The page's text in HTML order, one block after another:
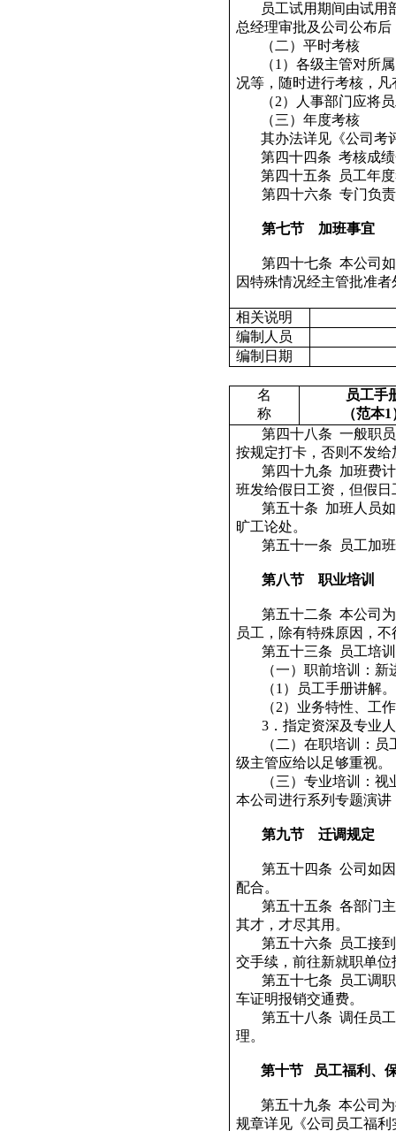
员工试用期间由试用
总经理审批及公司公布
（二）平时考核
（1 ）各级主管对所
况等，随时进行考核，
（2）人事部门应将
（三）年度考核
其办法详见《公司考
第四十四条 考核成
第四十五条
员工年
第四十六条 专门负
第七节 加班事宜
第四十七条 本公司
因特殊情况经主管批准
相关说明
编制人员
编制日期
名
称
员工手
（范本1
第四十八条 一般职
按规定打卡，否则不发给
第四十九条 加班费
班发给假日工资，但假
第五十条 加班人员
旷工论处。
第五十一条
员工加
第八节 职业培训
第五十二条 本公司
员工，除有特殊原因，
第五十三条
员工培
（一）职前培训：
（1 ）员工手册讲解。
（2）业务特性、工
3．指定资深及专业
（二）在职培训：
级主管应给以足够重视。
（三）专业培训：
本公司进行系列专题演
第九节 迁调规定
第五十四条 公司如
配合。
第五十五条 各部门
其才，才尽其用。
第五十六条
员工接
交手续，前往新就职单位
第五十七条
员工调
车证明报销交通费。
第五十八条 调任员
理。
第十节 员工福利、
第五十九条 本公司
规章详见《公司员工福